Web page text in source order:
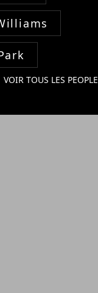
VOIR TOUS LES PEOPLE